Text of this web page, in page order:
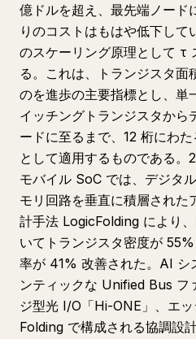
億ドルを超え、最先端ノード
りのコストはもはや低下し
のスケーリング原理として τ
る。これは、トランジスタ面
のを進歩の主要指標とし、単
イッチングトランジスタから
ードに至るまで、12 桁にわ
として適用するものである。
モバイル SoC では、デジタ
モリ回路を垂直に積層された
計手法 LogicFolding により
いてトランジスタ密度が
率が 41% 改善された。AI シ
ンティックな Unified Bus フ
ジ型光 I/O「Hi-ONE」、エ
Folding で構成される協調設